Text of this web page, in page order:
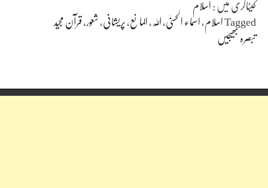
کیٹاگری میں : اسلام
Taggedاسلام ، اسماء الحسنیٰ، اللہ ، الما نع، پریشانی، شعور ، قرآن مجید
تبصرہ بھیجیں